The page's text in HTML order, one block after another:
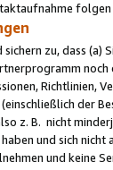
sichern zu, dass
Richtlinien,
der
z. B. nicht
und sich nicht
und keine